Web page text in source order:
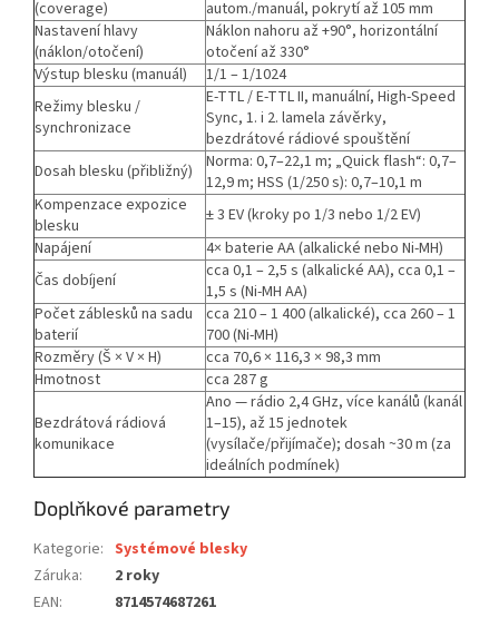
(coverage)
autom./manuál, pokrytí až 105 mm
Nastavení hlavy
(náklon/otočení)
Náklon nahoru až +90°, horizontální
otočení až 330°
Výstup blesku (manuál)
1/1 – 1/1024
Režimy blesku /
synchronizace
E-TTL / E-TTL II, manuální, High-Speed
Sync, 1. i 2. lamela závěrky,
bezdrátové rádiové spouštění
Dosah blesku (přibližný)
Norma: 0,7–22,1 m; „Quick flash“: 0,7–
12,9 m; HSS (1/250 s): 0,7–10,1 m
Kompenzace expozice
blesku
± 3 EV (kroky po 1/3 nebo 1/2 EV)
Napájení
4× baterie AA (alkalické nebo Ni-MH)
Čas dobíjení
cca 0,1 – 2,5 s (alkalické AA), cca 0,1 –
1,5 s (Ni-MH AA)
Počet záblesků na sadu
baterií
cca 210 – 1 400 (alkalické), cca 260 – 1
700 (Ni-MH)
Rozměry (Š × V × H)
cca 70,6 × 116,3 × 98,3 mm
Hmotnost
cca 287 g
Bezdrátová rádiová
komunikace
Ano — rádio 2,4 GHz, více kanálů (kanál
1–15), až 15 jednotek
(vysílače/přijímače); dosah ~30 m (za
ideálních podmínek)
Doplňkové parametry
Kategorie: Systémové blesky
Záruka:
2 roky
EAN: 8714574687261